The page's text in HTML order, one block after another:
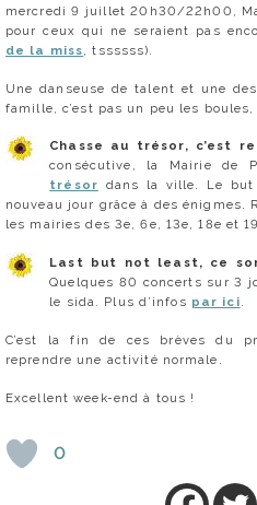
mercredi 9 juillet 20h30/22h00,
pour ceux qui ne seraient pas
de la miss , tssssss).
Une danseuse de talent et une
famille, c’est pas un peu les boules,
Chasse au trésor, c’est
consécutive, la Mairie de
trésor dans la ville. Le
nouveau jour grâce à des énigmes.
les mairies des 3e, 6e, 13e, 18e et
Last but not least, ce
Quelques 80 concerts sur 3
le sida. Plus d’infos par ici.
C’est la fin de ces brèves du
reprendre une activité normale.
Excellent week-end à tous !
0